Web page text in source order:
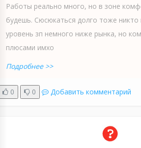
Работы реально много, но в зоне
будешь. Сюсюкаться долго тоже
уровень зп немного ниже рынка, но
плюсами имхо
Подробнее >>
0 0 Добавить комментарий